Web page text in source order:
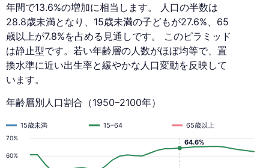
年間で13.6%の増加に相当します。 人口の半数は
28.8歳未満となり、15歳未満の子どもが27.6%、65
歳以上が7.8%を占める見通しです。 このピラミッド
は静止型です。若い年齢層の人数がほぼ均等で、置
換水準に近い出生率と緩やかな人口変動を反映して
います。
年齢層別人口割合（1950–2100年）
60%
70%
15歳未満 15–64 65歳以上
64.6%